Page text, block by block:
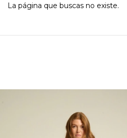
La página que buscas no existe.